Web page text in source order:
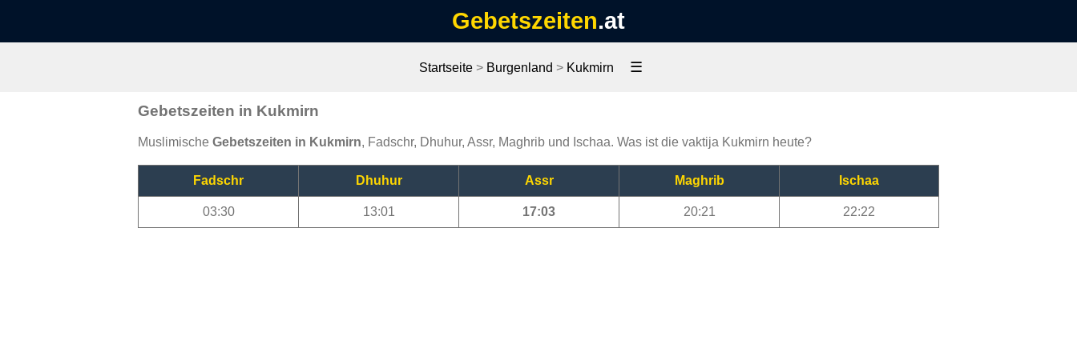
Gebetszeiten.at
Startseite> Burgenland > Kukmirn ☰
Gebetszeiten in Kukmirn
Muslimische Gebetszeiten in Kukmirn, Fadschr, Dhuhur, Assr, Maghrib und Ischaa. Was ist die vaktija Kukmirn heute?
Fadschr Dhuhur Assr Maghrib Ischaa
03:30 13:01 17:03 20:21 22:22